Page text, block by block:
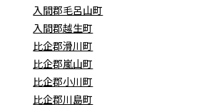
入間郡毛呂山町
入間郡越生町
比企郡滑川町
比企郡嵐山町
比企郡小川町
比企郡川島町